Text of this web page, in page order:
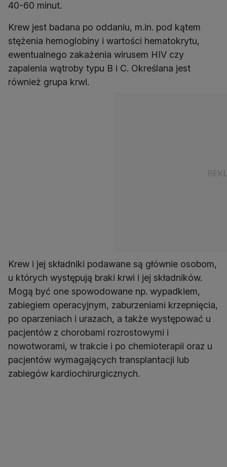
40-60 minut.
Krew jest badana po oddaniu, m.in. pod kątem
stężenia hemoglobiny i wartości hematokrytu,
ewentualnego zakażenia wirusem HIV czy
zapalenia wątroby typu B i C. Określana jest
również grupa krwi.
Krew i jej składniki podawane są głównie osobom,
u których występują braki krwi i jej składników.
Mogą być one spowodowane np. wypadkiem,
zabiegiem operacyjnym, zaburzeniami krzepnięcia,
po oparzeniach i urazach, a także występować u
pacjentów z chorobami rozrostowymi i
nowotworami, w trakcie i po chemioterapii oraz u
pacjentów wymagających transplantacji lub
zabiegów kardiochirurgicznych.